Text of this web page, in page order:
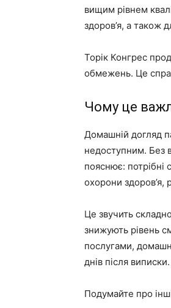
вищим рівнем
здоров’я, а також
Торік Конгрес
обмежень. Це
Чому це
Домашній догляд
недоступним. Без
пояснює: потрібні
охорони здоров’я,
Це звучить
знижують рівень
послугами,
днів після
Подумайте про